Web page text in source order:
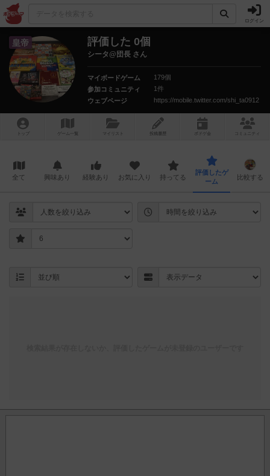
ログイン
皇帝 評価した 0個
シータ@団長 さん
マイボードゲーム
179個
参加コミュニティ
1件
ウェブページ
https://mobile.twitter.com/shi_ta0912
トップ ゲーム一覧 マイリスト 投稿履歴 ボ ドゲ コミュニティ
全て 興味あり 経験あり お気に入り 持ってる
評価したゲ
ーム
比較する